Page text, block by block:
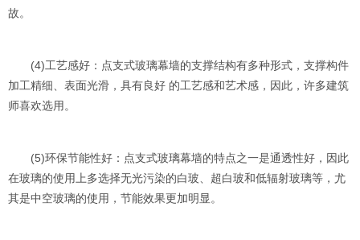
故。
(4)工艺感好：点支式玻璃幕墙的支撑结构有多种形式，支撑构件
加工精细、表面光滑，具有良好 的工艺感和艺术感，因此，许多建筑
师喜欢选用。
(5)环保节能性好：点支式玻璃幕墙的特点之一是通透性好，因此
在玻璃的使用上多选择无光污染的白玻、超白玻和低辐射玻璃等，尤
其是中空玻璃的使用，节能效果更加明显。